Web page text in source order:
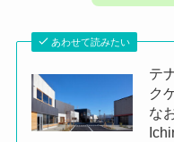
あわせて読みたい
テ
ク
な